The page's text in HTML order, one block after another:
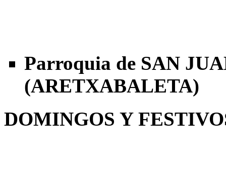
Parroquia de SAN
(ARETXABALETA)
DOMINGOS Y